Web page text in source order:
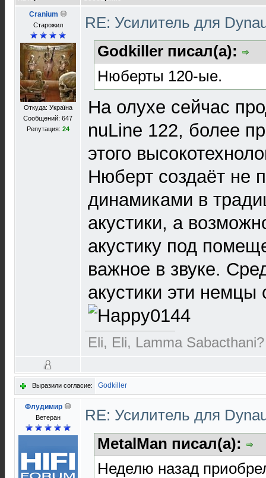
Cranium
Старожил
Откуда: Україна
Сообщений: 647
Репутация: 24
RE: Усилитель для
Godkiller писал(а):
Нюберты 120-ые.
На олухе сейчас
nuLine 122, более
этого
Нюберт создаёт не
динамиками в
акустики, а
акустику под
важное в звуке.
акустики эти немцы
Eli, Eli, Lamma Sabacthani?
Выразили согласие: Godkiller
Флудимир
Ветеран
RE: Усилитель для
MetalMan писал(а):
Неделю назад